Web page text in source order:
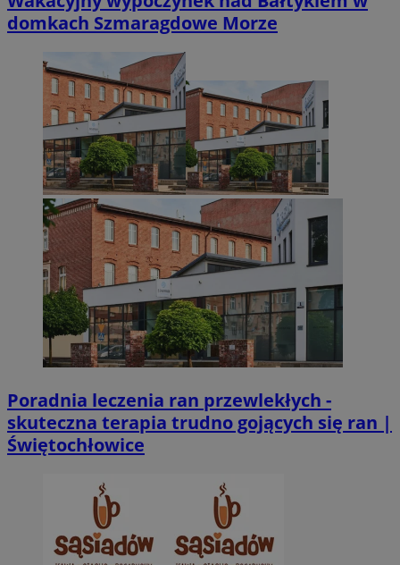
domkach Szmaragdowe Morze
Poradnia leczenia ran przewlekłych -
skuteczna terapia trudno gojących się ran |
Świętochłowice